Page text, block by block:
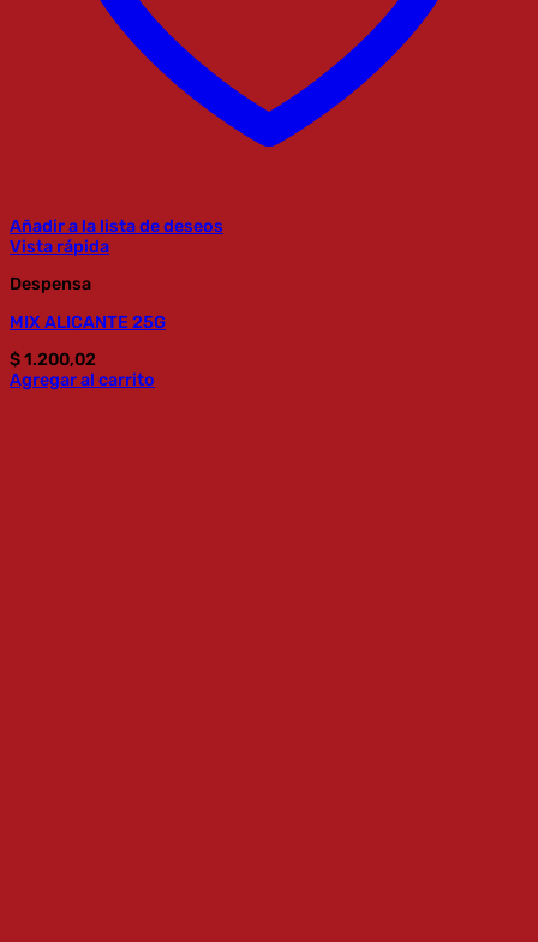
Añadir a la lista de deseos
Vista rápida
Despensa
MIX ALICANTE 25G
$1.200,02
Agregar al carrito